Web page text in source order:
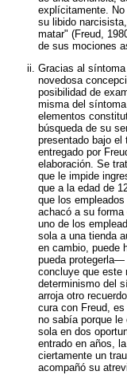
explícitamente.
su libido
matar" (Freud,
de sus mociones
Gracias al
novedosa
posibilidad de
misma del
elementos
búsqueda de su
presentado bajo
entregado por
elaboración. Se
que le impide
que a la edad de
que los
achacó a su
uno de los
sola a una tienda
en cambio, puede
pueda protegerla—
concluye que este
determinismo del
arroja otro
cura con Freud,
no sabía porque
sola en dos
entrado en años,
ciertamente un
acompañó su